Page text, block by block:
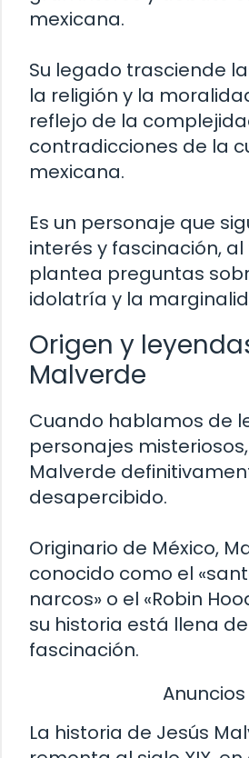
mexicana.
Su legado trasciende
la religión y la
reflejo de la
contradicciones de la
mexicana.
Es un personaje que
interés y fascinación,
plantea preguntas
idolatría y la
Origen y
Malverde
Cuando hablamos de
personajes
Malverde
desapercibido.
Originario de México,
conocido como el
narcos» o el «Robin
su historia está llena
fascinación.
Anuncios
La historia de Jesús